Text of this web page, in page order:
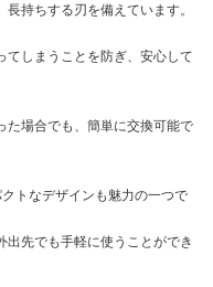
持ちする刃を備えています。
てしまうことを防ぎ、安心して
た場合でも、簡単に交換可能で
トなデザインも魅力の一つで
先でも手軽に使うことができ